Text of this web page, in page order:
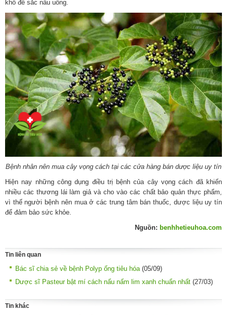
khô để sắc nấu uống.
Bệnh nhân nên mua cây vọng cách tại các cửa hàng bán dược liệu uy tín
Hiện nay những công dụng điều trị bệnh của cây vọng cách đã khiến
nhiều các thương lái làm giả và cho vào các chất bảo quản thực phẩm,
vì thế người bệnh nên mua ở các trung tâm bán thuốc, dược liệu uy tín
để đảm bảo sức khỏe.
Nguồn: benhhetieuhoa.com
Tin liên quan
Bác sĩ chia sẻ về bệnh Polyp ống tiêu hóa(05/09)
Dược sĩ Pasteur bật mí cách nấu nấm lim xanh chuẩn nhất (27/03)
Tin khác